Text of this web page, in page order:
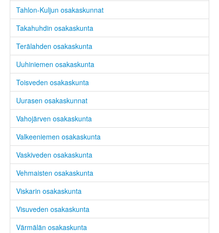
Tahlon-Kuljun osakaskunnat
Takahuhdin osakaskunta
Terälahden osakaskunta
Uuhiniemen osakaskunta
Toisveden osakaskunta
Uurasen osakaskunnat
Vahojärven osakaskunta
Valkeeniemen osakaskunta
Vaskiveden osakaskunta
Vehmaisten osakaskunta
Viskarin osakaskunta
Visuveden osakaskunta
Värmälän osakaskunta